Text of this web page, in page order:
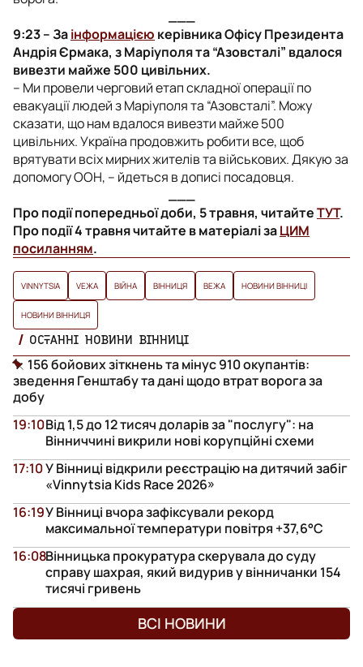
9:23 – Заінформацією керівника Офісу Президента
Андрія Єрмака, з Маріуполя та “Азовсталі” вдалося
вивезти майже 500 цивільних.
– Ми провели черговий етап складної операції по
евакуації людей з Маріуполя та “Азовсталі”. Можу
сказати, що нам вдалося вивезти майже 500
цивільних. Україна продовжить робити все, щоб
врятувати всіх мирних жителів та військових. Дякую за
допомогу ООН, – йдеться в дописі посадовця.
Про події попередньої доби, 5 травня, читайтеТУТ.
Про події 4 травня читайте в матеріалі заЦИМ
посиланням.
VINNYTSIA VЕЖА ВІЙНА ВІННИЦЯ ВЕЖА НОВИНИ ВІННИЦІ
НОВИНИ ВІННИЦЯ
ОСТАННІ НОВИНИ ВІННИЦІ
156 бойових зіткнень та мінус 910 окупантів:
зведення Генштабу та дані щодо втрат ворога за
добу
Від 1,5 до 12 тисяч доларів за "послугу": на
Вінниччині викрили нові корупційні схеми
19:10
У Вінниці відкрили реєстрацію на дитячий забіг
«Vinnytsia Kids Race 2026»
17:10
У Вінниці вчора зафіксували рекорд
максимальної температури повітря +37,6°С
16:19
Вінницька прокуратура скерувала до суду
справу шахрая, який видурив у вінничанки 154
тисячі гривень
16:08
ВСІ НОВИНИ